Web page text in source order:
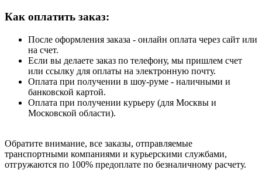
Как оплатить заказ:
После оформления заказа - онлайн оплата через сайт или
на счет.
Если вы делаете заказ по телефону, мы пришлем счет
или ссылку для оплаты на электронную почту.
Оплата при получении в шоу-руме - наличными и
банковской картой.
Оплата при получении курьеру (для Москвы и
Московской области).
Обратите внимание, все заказы, отправляемые
транспортными компаниями и курьерскими службами,
отгружаются по 100% предоплате по безналичному расчету.